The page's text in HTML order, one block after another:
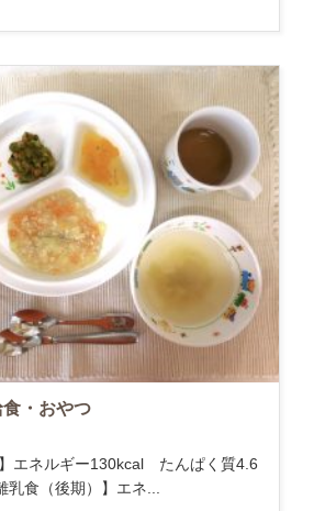
・おやつ
】エネルギー130kcal たんぱく質4.6
食（後期）】エネ...